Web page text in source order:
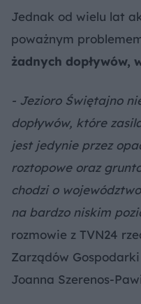
Jednak od wielu lat
poważnym
żadnych dopływów,
- Jezioro Świętajno
dopływów, które
jest jedynie przez
roztopowe oraz
chodzi o
na bardzo niskim
rozmowie z TVN24
Zarządów
Joanna Szerenos-